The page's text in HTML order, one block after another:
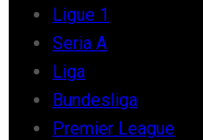
Ligue 1
Seria A
Liga
Bundesliga
Premier League